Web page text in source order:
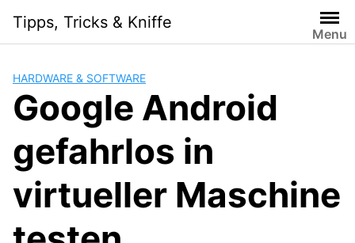
content
Tipps, Tricks & Kniffe
Menu
HARDWARE & SOFTWARE
Google Android
gefahrlos in
virtueller Maschine